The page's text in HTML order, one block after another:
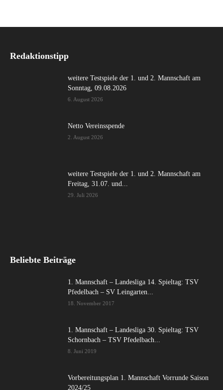
Redaktionstipp
weitere Testspiele der 1. und 2. Mannschaft am
Sonntag, 09.08.2026
6. August 2026
Netto Vereinsspende
2. August 2026
weitere Testspiele der 1. und 2. Mannschaft am
Freitag, 31.07. und...
29. Juli 2026
Beliebte Beiträge
1. Mannschaft – Landesliga 14. Spieltag: TSV
Pfedelbach – SV Leingarten...
18. November 2017
1. Mannschaft – Landesliga 30. Spieltag: TSV
Schornbach – TSV Pfedelbach...
8. Juni 2019
Vorbereitungsplan 1. Mannschaft Vorrunde Saison
2024/25